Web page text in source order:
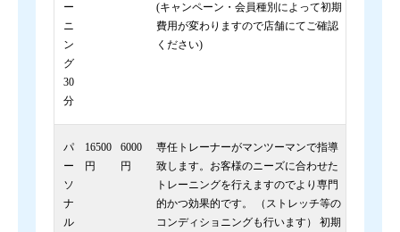
ー
ニ
ン
グ
30
分
(キャンペーン・会員種別によって初期
費用が変わりますので店舗にてご確認
ください)
パ
ー
ソ
ナ
ル
16500
円
6000
円
専任トレーナーがマンツーマンで指導
致します。お客様のニーズに合わせた
トレーニングを行えますのでより専門
的かつ効果的です。 （ストレッチ等の
コンディショニングも行います） 初期